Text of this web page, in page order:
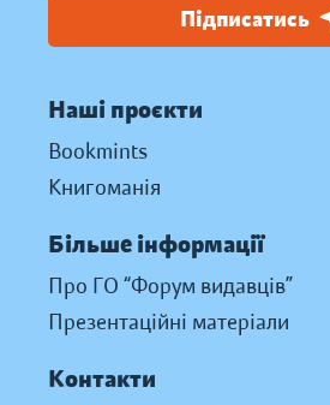
Підписатись
Наші проєкти
Bookmints
Книгоманія
Більше інформації
Про ГО “Форум видавців”
Презентаційні матеріали
Контакти